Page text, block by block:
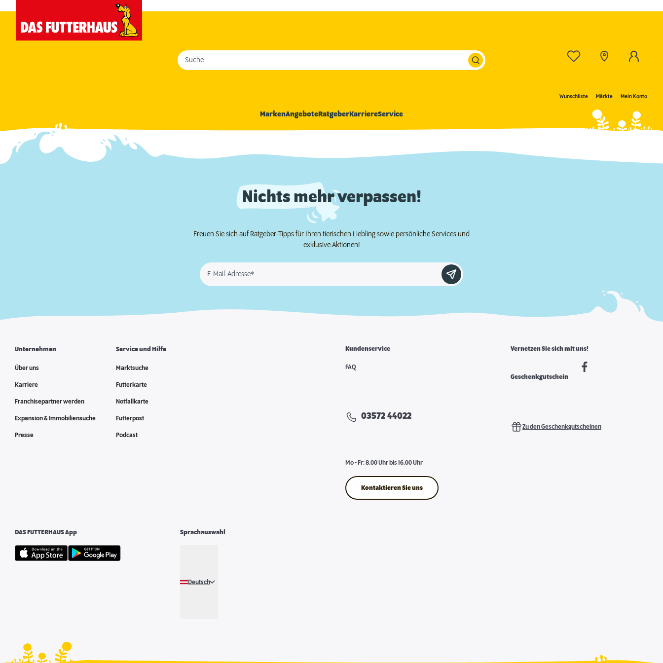
Wunschliste Märkte Mein Konto
Suche
MarkenAngeboteRatgeberKarriereService
Nichts mehr verpassen!
Freuen Sie sich auf Ratgeber-Tipps für Ihren tierischen Liebling sowie persönliche Services und
exklusive Aktionen!
E-Mail-Adresse*
Unternehmen
Über uns
Karriere
Franchisepartner werden
Expansion & Immobiliensuche
Presse
Service und Hilfe
Marktsuche
Futterkarte
Notfallkarte
Futterpost
Podcast
Kundenservice
FAQ
03572 44022
Mo - Fr: 8.00 Uhr bis 16.00 Uhr
Kontaktieren Sie uns
Vernetzen Sie sich mit uns!
Geschenkgutschein
Zu den Geschenkgutscheinen
DAS FUTTERHAUS App Sprachauswahl
Deutsch